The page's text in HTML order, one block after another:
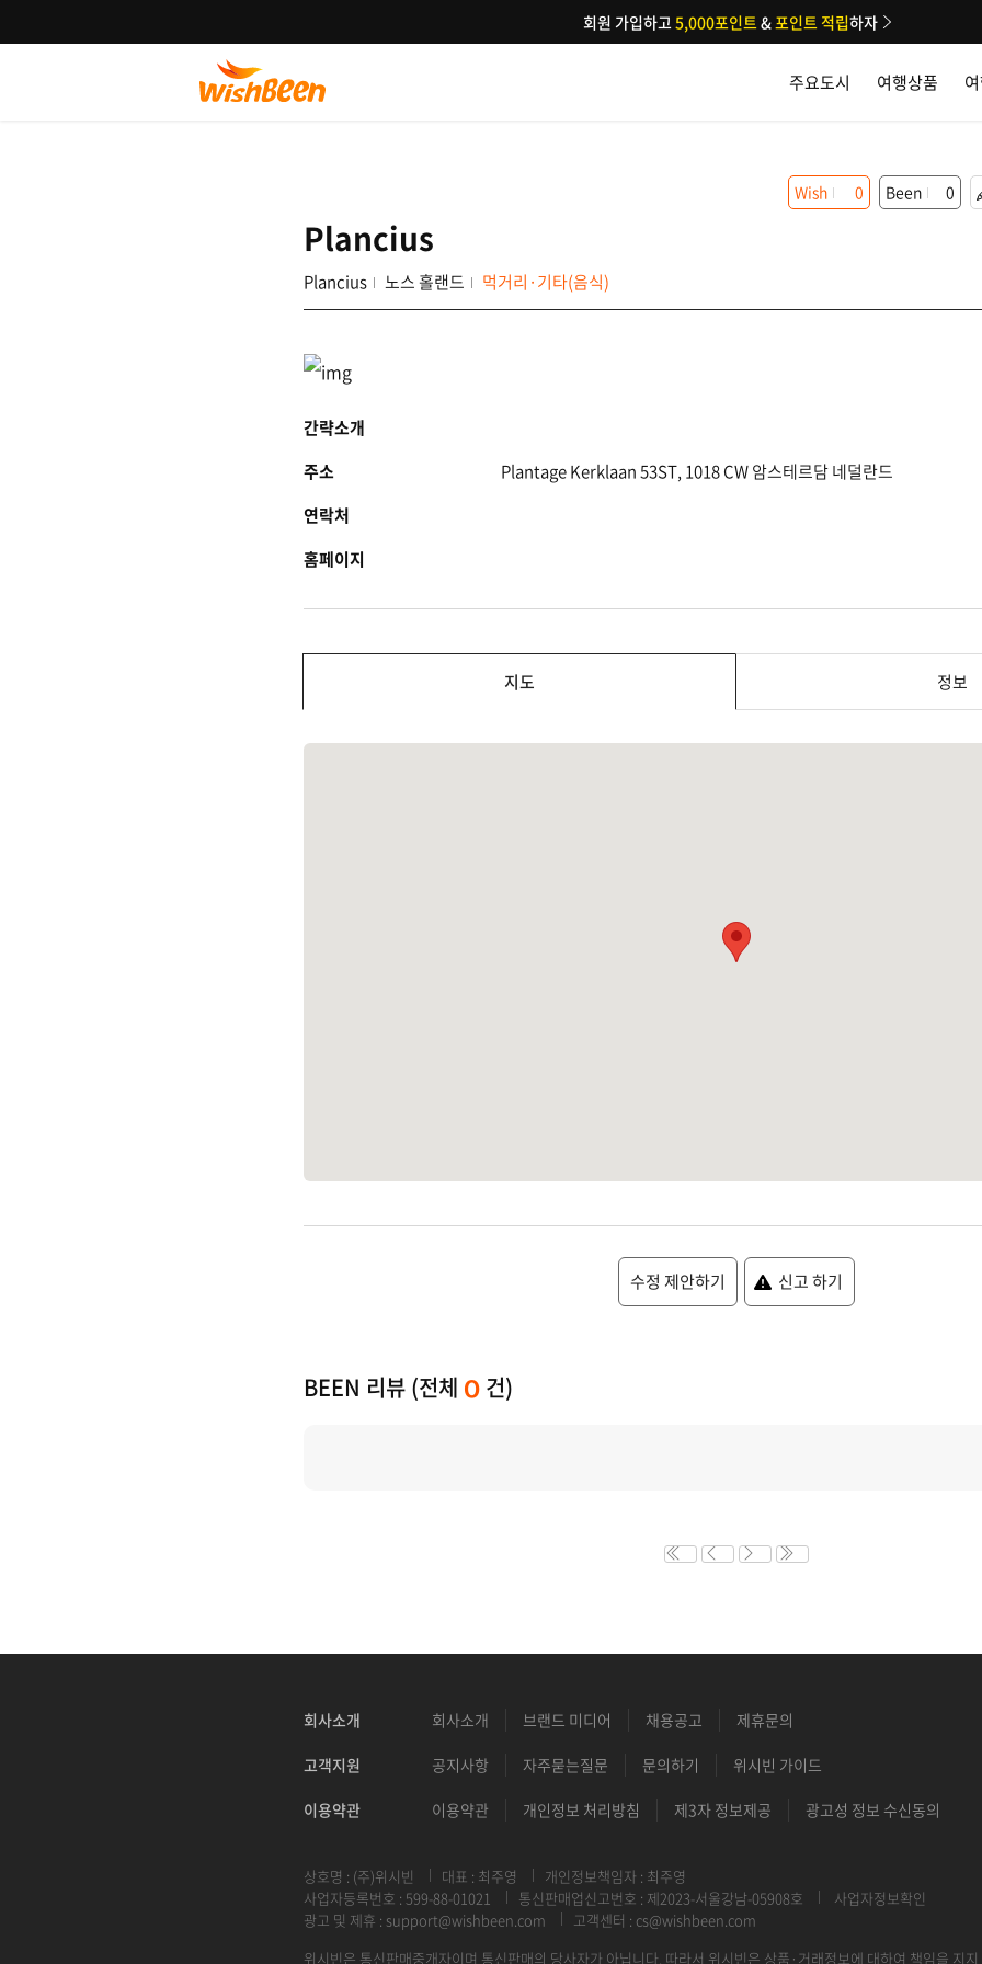
주요도시 여행상품
회원 가입하고5,000포인트&포인트 적립하자
Plancius
Plancius 노스 홀랜드 먹거리·기타(음식)
Wish 0 Been 0
간략소개
주소
Plantage Kerklaan 53ST, 1018 CW 암스테르담 네덜란드
연락처
홈페이지
지도 정보
수정 제안하기 신고 하기
BEEN 리뷰 (전체 0 건)
회사소개 회사소개 브랜드 미디어 채용공고 제휴문의
고객지원 공지사항 자주묻는질문 문의하기 위시빈 가이드
이용약관 이용약관 개인정보 처리방침 제3자 정보제공 광고성 정보 수신동의
상호명 : (주)위시빈 대표 : 최주영
개인정보책임자 : 최주영
사업자등록번호 : 599-88-01021
통신판매업신고번호 : 제2023-서울강남-05908호
사업자정보확인
광고 및 제휴 : support@wishbeen.com
고객센터 : cs@wishbeen.com
위시빈은 통신판매중개자이며 통신판매의 당사자가 아닙니다. 따라서 위시빈은 상품·거래정보에 대하여 책임을 지